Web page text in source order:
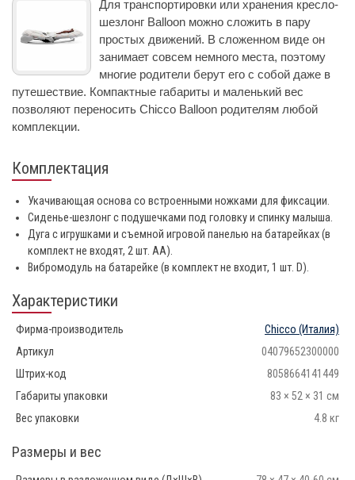
Для транспортировки или хранения кресло-
шезлонг Balloon можно сложить в пару
простых движений. В сложенном виде он
занимает совсем немного места, поэтому
многие родители берут его с собой даже в
путешествие. Компактные габариты и маленький вес
позволяют переносить Chicco Balloon родителям любой
комплекции.
Комплектация
Укачивающая основа со встроенными ножками для фиксации.
Сиденье-шезлонг с подушечками под головку и спинку малыша.
Дуга с игрушками и съемной игровой панелью на батарейках (в
комплект не входят, 2 шт. АА).
Вибромодуль на батарейке (в комплект не входит, 1 шт. D).
Характеристики
Фирма-производитель Chicco (Италия)
Артикул
04079652300000
Штрих-код
8058664141449
Габариты упаковки
83 × 52 × 31 см
Вес упаковки
4.8 кг
Размеры и вес